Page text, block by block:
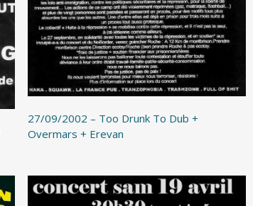
27/09/2002 – Too Drunk To Dub +
Overmars + Erevan